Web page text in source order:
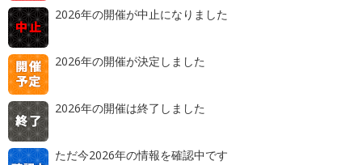
2026年の開催が中止になりました
2026年の開催が決定しました
2026年の開催は終了しました
ただ今2026年の情報を確認中です